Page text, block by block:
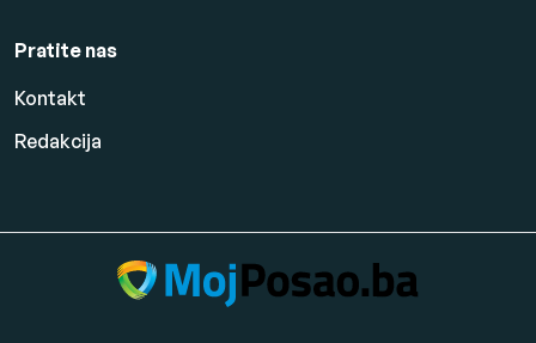
Pratite nas
Kontakt
Redakcija